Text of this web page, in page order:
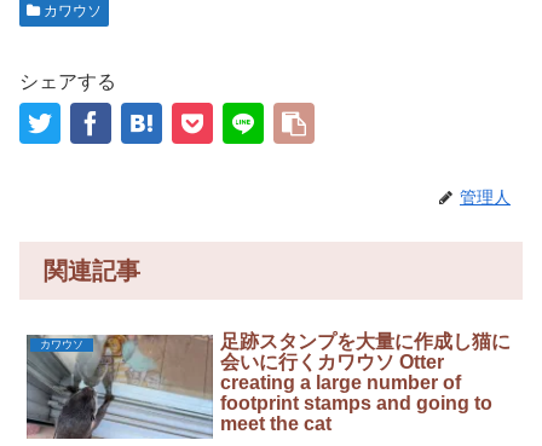
カワウソ
シェアする
管理人
関連記事
カワウソ
足跡スタンプを大量に作成し猫に
会いに行くカワウソ Otter
creating a large number of
footprint stamps and going to
meet the cat